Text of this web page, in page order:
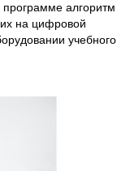
алгоритм
на цифровой
учебного